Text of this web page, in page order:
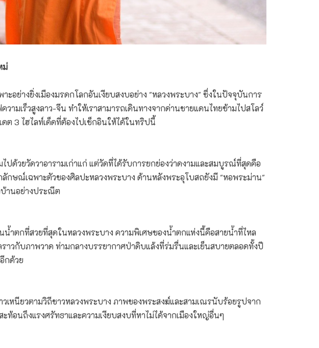
ม่
ะอย่างยิ่งเมืองมรดกโลกอันเงียบสงบอย่าง "หลวงพระบาง" ซึ่งในปัจจุบันการ
ามเร็วสูงลาว-จีน ทำให้เราสามารถเดินทางจากด่านชายแดนไทยข้ามไปสโลว์
ดต 3 ไฮไลท์เด็ดที่ต้องไปเช็กอินให้ได้ในทริปนี้
ปด้วยวัดวาอารามเก่าแก่ แต่วัดที่ได้รับการยกย่องว่าดงามและสมบูรณ์ที่สุดคือ
กษณ์เฉพาะตัวของศิลปะหลวงพระบาง ด้านหลังพระอุโบสถยังมี "หอพระม่าน"
บ้านอย่างประณีต
ตกที่สวยที่สุดในหลวงพระบาง ความพิเศษของน้ำตกแห่งนี้คือสายน้ำที่ไหล
าวกับภาพวาด ท่ามกลางบรรยากาศป่าดิบแล้งที่ร่มรื่นและเย็นสบายตลอดทั้งปี
กด้วย
หนียวตามวิถีชาวหลวงพระบาง ภาพของพระสงฆ์และสามเณรนับร้อยรูปจาก
ท้อนถึงแรงศรัทธาและความเงียบสงบที่หาไม่ได้จากเมืองใหญ่อื่นๆ